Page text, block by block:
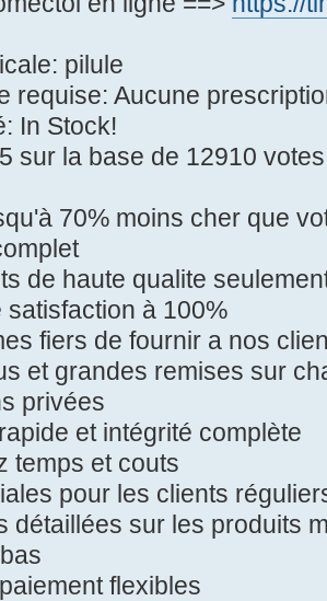
pilule
requise: Aucune
In Stock!
sur la base de 12910
70% moins cher que
de haute qualite
satisfaction à 100%
fiers de fournir a nos
et grandes remises sur
privées
et intégrité complète
temps et couts
pour les clients
détaillées sur les produits
flexibles